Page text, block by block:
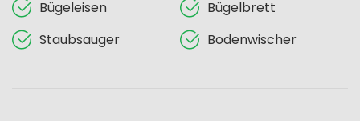
Bügeleisen
Bügelbrett
Staubsauger
Bodenwischer